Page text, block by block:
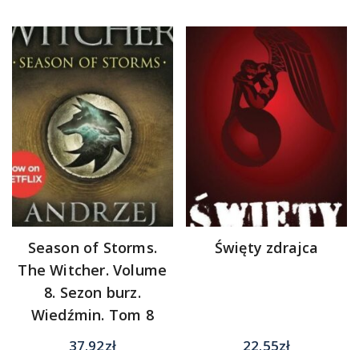
Season of Storms.
The Witcher. Volume
8. Sezon burz.
Wiedźmin. Tom 8
37.92zł
Święty zdrajca
22.55zł